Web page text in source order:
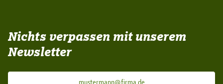
Nichts verpassen mit unserem
Newsletter